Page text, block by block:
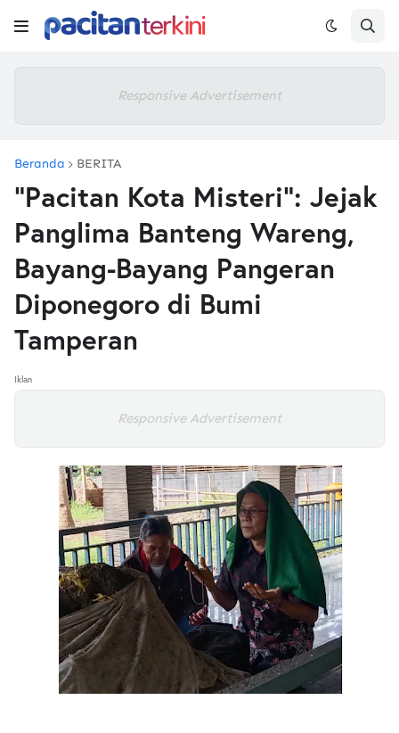
Responsive Advertisement
Beranda BERITA
"Pacitan Kota Misteri": Jejak
Panglima Banteng Wareng,
Bayang-Bayang Pangeran
Diponegoro di Bumi
Tamperan
Iklan
Responsive Advertisement